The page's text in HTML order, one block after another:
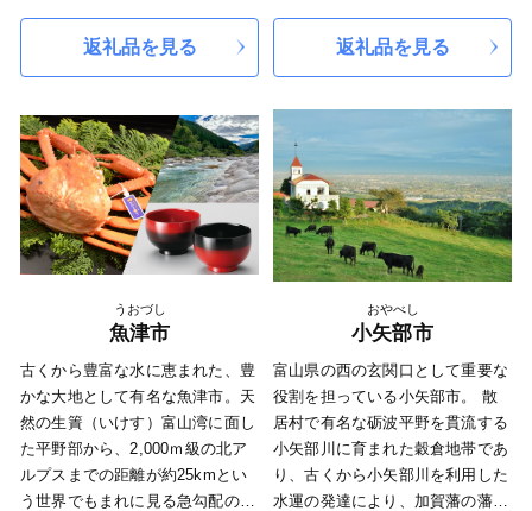
自然に恵まれた町です。 朝日
町の山・里・海の自然の中で育ま
れてきた歴史や文化を次の世代に
の応援をよろしくお願いいたしま
す。
返礼品を見る
「ホタルイカ」、「ベニズワイガ
ニ」や「シロエビ」等の新鮮な魚
介類は全国的にも有名です。北陸
クセスも大変良くなりました。市
内には見どころも多く、人気のベ
イエリアには日本海側最大級の斜
張橋「新湊大橋」や県内有数の観
光地「海王丸パーク」、周辺を流
れる「内川」は、東洋のベニスと
称され、映画のロケ地としても脚
光を浴びており、多くの観光客で
にぎわいを見せております。
返礼品を見る
うおづし
魚津市
古くから豊富な水に恵まれた、豊
かな大地として有名な魚津市。天
然の生簀（いけす）富山湾に面し
た平野部から、2,000ｍ級の北ア
ルプスまでの距離が約25kmとい
う世界でもまれに見る急勾配の地
おやべし
小矢部市
富山県の西の玄関口として重要な
役割を担っている小矢部市。 散
居村で有名な砺波平野を貫流する
小矢部川に育まれた穀倉地帯であ
り、古くから小矢部川を利用した
水運の発達により、加賀藩の藩倉